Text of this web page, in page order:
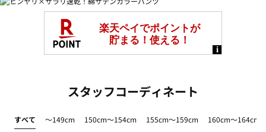
スタッフコーディネート
すべて ～149cm 150cm～154cm 155cm～159cm 160cm～164cm